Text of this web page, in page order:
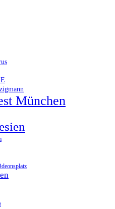
München